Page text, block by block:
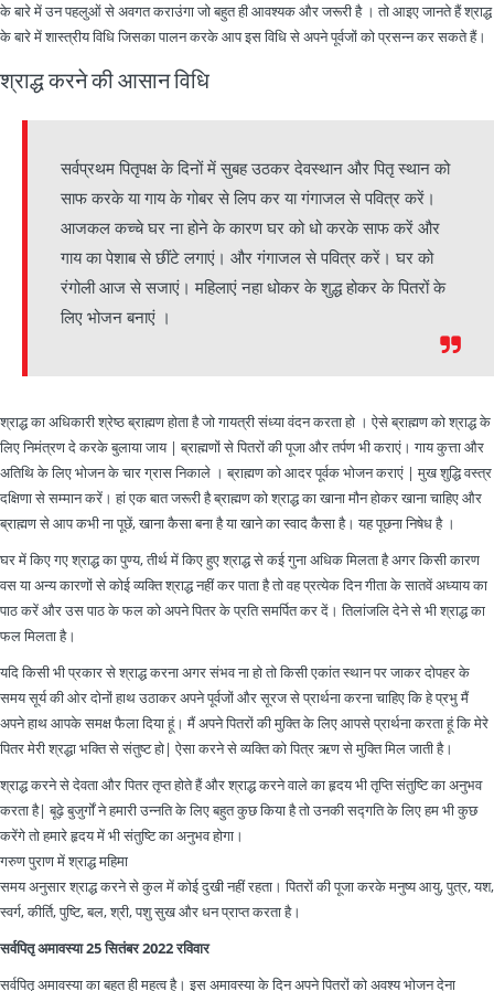
के बारे में उन पहलुओं से अवगत कराउंगा जो बहुत ही आवश्यक और जरूरी है । तो आइए जानते हैं श्राद्ध
के बारे में शास्त्रीय विधि जिसका पालन करके आप इस विधि से अपने पूर्वजों को प्रसन्न कर सकते हैं।
श्राद्ध करने की आसान विधि
सर्वप्रथम पितृपक्ष के दिनों में सुबह उठकर देवस्थान और पितृ स्थान को
साफ करके या गाय के गोबर से लिप कर या गंगाजल से पवित्र करें।
आजकल कच्चे घर ना होने के कारण घर को धो करके साफ करें और
गाय का पेशाब से छींटे लगाएं। और गंगाजल से पवित्र करें। घर को
रंगोली आज से सजाएं। महिलाएं नहा धोकर के शुद्ध होकर के पितरों के
लिए भोजन बनाएं ।
श्राद्ध का अधिकारी श्रेष्ठ ब्राह्मण होता है जो गायत्री संध्या वंदन करता हो । ऐसे ब्राह्मण को श्राद्ध के
लिए निमंत्रण दे करके बुलाया जाय | ब्राह्मणों से पितरों की पूजा और तर्पण भी कराएं। गाय कुत्ता और
अतिथि के लिए भोजन के चार ग्रास निकाले । ब्राह्मण को आदर पूर्वक भोजन कराएं | मुख शुद्धि वस्त्र
दक्षिणा से सम्मान करें। हां एक बात जरूरी है ब्राह्मण को श्राद्ध का खाना मौन होकर खाना चाहिए और
ब्राह्मण से आप कभी ना पूछें, खाना कैसा बना है या खाने का स्वाद कैसा है। यह पूछना निषेध है ।
घर में किए गए श्राद्ध का पुण्य, तीर्थ में किए हुए श्राद्ध से कई गुना अधिक मिलता है अगर किसी कारण
वस या अन्य कारणों से कोई व्यक्ति श्राद्ध नहीं कर पाता है तो वह प्रत्येक दिन गीता के सातवें अध्याय का
पाठ करें और उस पाठ के फल को अपने पितर के प्रति समर्पित कर दें। तिलांजलि देने से भी श्राद्ध का
फल मिलता है।
यदि किसी भी प्रकार से श्राद्ध करना अगर संभव ना हो तो किसी एकांत स्थान पर जाकर दोपहर के
समय सूर्य की ओर दोनों हाथ उठाकर अपने पूर्वजों और सूरज से प्रार्थना करना चाहिए कि हे प्रभु मैं
अपने हाथ आपके समक्ष फैला दिया हूं। मैं अपने पितरों की मुक्ति के लिए आपसे प्रार्थना करता हूं कि मेरे
पितर मेरी श्रद्धा भक्ति से संतुष्ट हो| ऐसा करने से व्यक्ति को पित्र ऋण से मुक्ति मिल जाती है।
श्राद्ध करने से देवता और पितर तृप्त होते हैं और श्राद्ध करने वाले का हृदय भी तृप्ति संतुष्टि का अनुभव
करता है| बूढ़े बुजुर्गों ने हमारी उन्नति के लिए बहुत कुछ किया है तो उनकी सद्गति के लिए हम भी कुछ
करेंगे तो हमारे हृदय में भी संतुष्टि का अनुभव होगा।
गरुण पुराण में श्राद्ध महिमा
समय अनुसार श्राद्ध करने से कुल में कोई दुखी नहीं रहता। पितरों की पूजा करके मनुष्य आयु, पुत्र, यश,
स्वर्ग, कीर्ति, पुष्टि, बल, श्री, पशु सुख और धन प्राप्त करता है।
सर्वपितृ अमावस्या 25 सितंबर 2022 रविवार
सर्वपितृ अमावस्या का बहुत ही महत्व है। इस अमावस्या के दिन अपने पितरों को अवश्य भोजन देना